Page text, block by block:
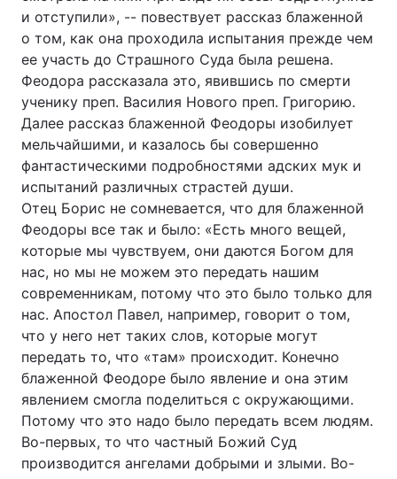
и отступили», -- повествует рассказ блаженной
о том, как она проходила испытания прежде чем
ее участь до Страшного Суда была решена.
Феодора рассказала это, явившись по смерти
ученику преп. Василия Нового преп. Григорию.
Далее рассказ блаженной Феодоры изобилует
мельчайшими, и казалось бы совершенно
фантастическими подробностями адских мук и
испытаний различных страстей души.
Отец Борис не сомневается, что для блаженной
Феодоры все так и было: «Есть много вещей,
которые мы чувствуем, они даются Богом для
нас, но мы не можем это передать нашим
современникам, потому что это было только для
нас. Апостол Павел, например, говорит о том,
что у него нет таких слов, которые могут
передать то, что «там» происходит. Конечно
блаженной Феодоре было явление и она этим
явлением смогла поделиться с окружающими.
Потому что это надо было передать всем людям.
Во-первых, то что частный Божий Суд
производится ангелами добрыми и злыми. Во-